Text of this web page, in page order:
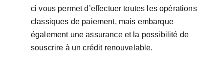
ci vous permet d’effectuer toutes les opérations
classiques de paiement, mais embarque
également une assurance et la possibilité de
souscrire à un crédit renouvelable.